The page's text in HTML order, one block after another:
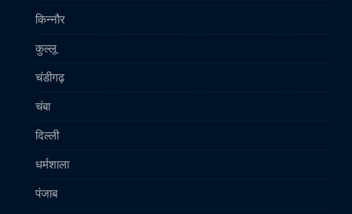
किन्नौर
कुल्लू
चंडीगढ़
चंबा
दिल्ली
धर्मशाला
पंजाब